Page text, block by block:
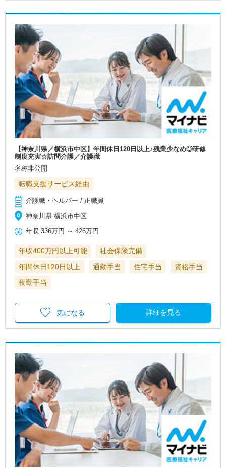
【神奈川県／横浜市中区】年間休日120日以上♪残業少なめ◎研修
制度充実☆訪問介護／介護職
名称非公開
転職支援サービス経由
介護職・ヘルパー / 正職員
神奈川県 横浜市中区
年収 336万円 ～426万円
年収400万円以上可能
社会保険完備
年間休日120日以上
通勤手当 住宅手当
資格手当
夜勤手当
詳細を見る
気になる